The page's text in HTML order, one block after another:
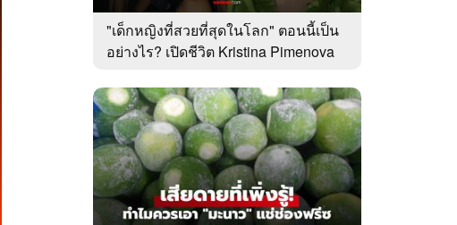
6 ตำนานจอมยุทธ์
ภูตถังซาน
(พากย์ไทย) 7 ตำนานจอมยุทธ์
ภูตถังซาน 2
(พากย์ไทย)
"เด็กหญิงที่สวยที่สุดในโลก" ตอนนี้เป็น
อย่างไร? เปิดชีวิต Kristina Pimenova